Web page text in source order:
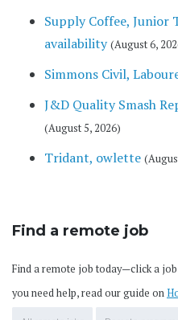
Supply Coffee, Junior
availability (August 6,
Simmons Civil,
J&D Quality Smash
(August 5, 2026)
Tridant, owlette
Find a remote job
Find a remote job today—click a
you need help, read our guide on